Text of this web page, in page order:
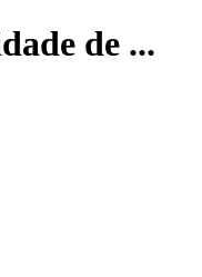
de ...